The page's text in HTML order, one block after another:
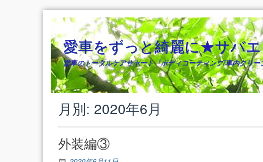
愛車をずっと綺麗に★サバ
愛車のトータルケアサポート『ボディコーティング/車内クリー
月別: 2020年6月
外装編③